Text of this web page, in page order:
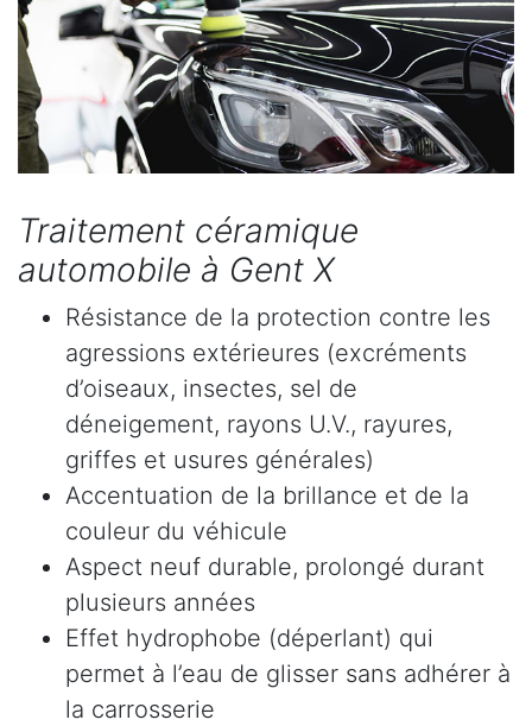
Traitement céramique
automobile à Gent X
Résistance de la protection contre les
agressions extérieures (excréments
d’oiseaux, insectes, sel de
déneigement, rayons U.V., rayures,
griffes et usures générales)
Accentuation de la brillance et de la
couleur du véhicule
Aspect neuf durable, prolongé durant
plusieurs années
Effet hydrophobe (déperlant) qui
permet à l’eau de glisser sans adhérer à
la carrosserie